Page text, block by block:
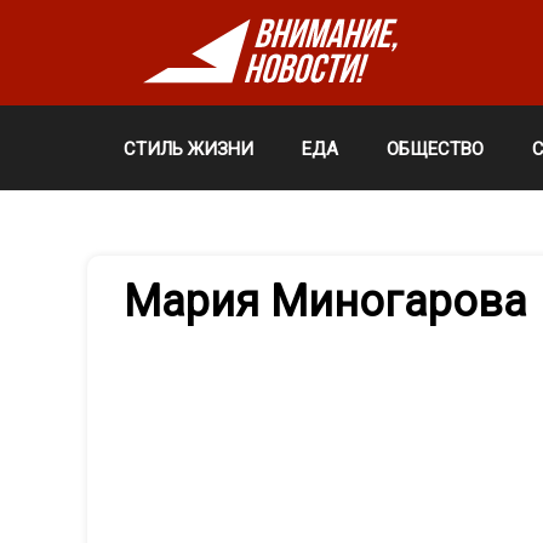
СТИЛЬ ЖИЗНИ ЕДА ОБЩЕСТВО
Мария Миногарова